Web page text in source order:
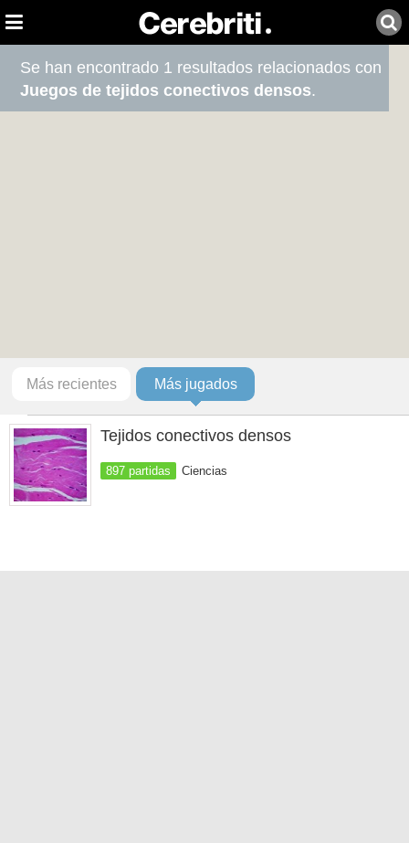
Se han encontrado 1 resultados relacionados con
Juegos de tejidos conectivos densos.
Más recientes Más jugados
Tejidos conectivos densos
897 partidas Ciencias